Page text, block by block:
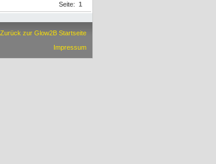
Seite: 1
Zurück zur Glow2B Startseite
Impressum